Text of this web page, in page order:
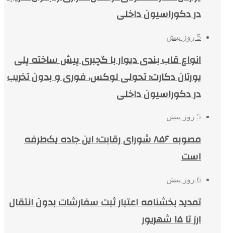
در دکوراسیون داخلی
5 روز پیش
انواع قاب بندی دیوار با گچبری پیش ساخته پلی
یورتان دکارت؛ تحولی لوکس، فوری و بدون تخریب
در دکوراسیون داخلی
5 روز پیش
مصوبه ۸۵۶ شورای رقابت؛ این جاده یک‌طرفه
است
6 روز پیش
تمدید بخشنامه اعتبار ثبت سفارشات بدون انتقال
ارز تا ۱۵ شهریور